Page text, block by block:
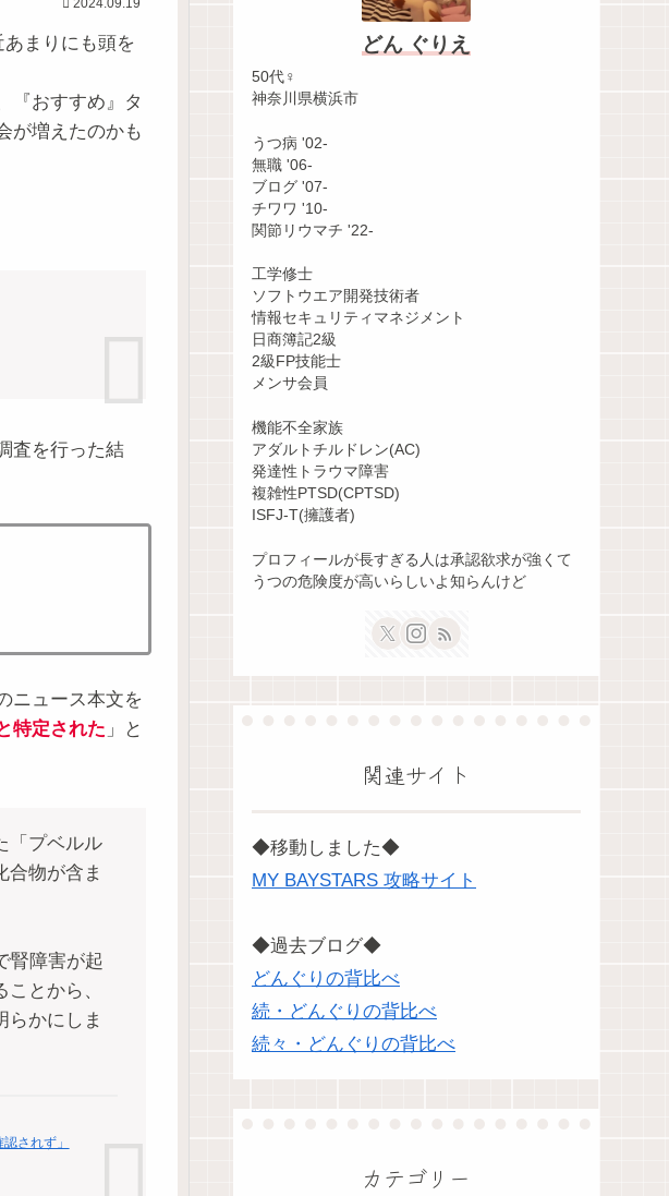
2024.09.19
まりにも頭を
『おすすめ』タ
が増えたのかも
査を行った結
ニュース本文を
特定された 」と
「プベルル
合物が含ま
腎障害が起
とから、
らかにしま
されず」
どん ぐりえ
50代♀
神奈川県横浜市
うつ病 '02-
無職 '06-
ブログ '07-
チワワ '10-
関節リウマチ '22-
工学修士
ソフトウエア開発技術者
情報セキュリティマネジメント
日商簿記2級
2級FP技能士
メンサ会員
機能不全家族
アダルトチルドレン(AC)
発達性トラウマ障害
複雑性PTSD(CPTSD)
ISFJ-T(擁護者)
プロフィールが長すぎる人は承認欲求が強くて
うつの危険度が高いらしいよ知らんけど
関連サイト
◆移動しました◆
MY BAYSTARS 攻略サイト
◆過去ブログ◆
どんぐりの背比べ
続・どんぐりの背比べ
続々・どんぐりの背比べ
カテゴリー